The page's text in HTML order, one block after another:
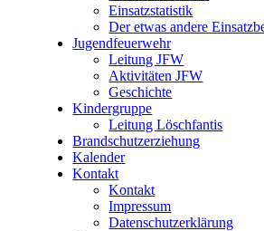
Einsatzstatistik
Der etwas andere
Jugendfeuerwehr
Leitung JFW
Aktivitäten JFW
Geschichte
Kindergruppe
Leitung Löschfantis
Brandschutzerziehung
Kalender
Kontakt
Kontakt
Impressum
Datenschutzerklärung